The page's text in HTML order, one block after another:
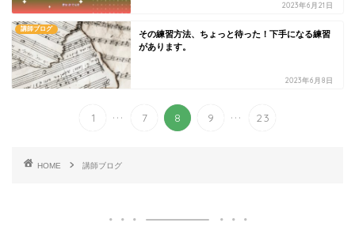
2023年6月21日
講師ブログ
その練習方法、ちょっと待った！下手になる練習
があります。
2023年6月8日
1 ... 7 8 9 ... 23
HOME 講師ブログ